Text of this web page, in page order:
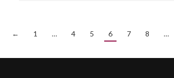
← 1 … 4 5 6 7 8 …